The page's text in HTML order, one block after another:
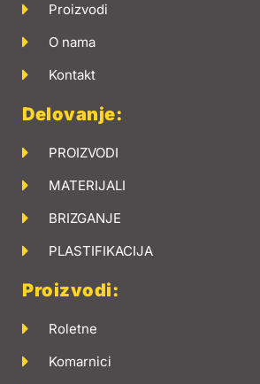
Proizvodi
O nama
Kontakt
Delovanje:
PROIZVODI
MATERIJALI
BRIZGANJE
PLASTIFIKACIJA
Proizvodi:
Roletne
Komarnici